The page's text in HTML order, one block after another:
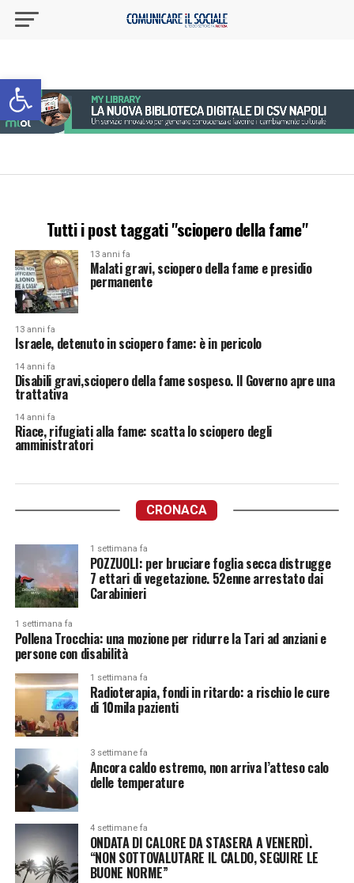
Apri la barra degli strumenti
Tutti i post taggati "sciopero della fame"
13 anni fa
Malati gravi, sciopero della fame e presidio
permanente
13 anni fa
Israele, detenuto in sciopero fame: è in pericolo
14 anni fa
Disabili gravi,sciopero della fame sospeso. Il Governo apre una
trattativa
14 anni fa
Riace, rifugiati alla fame: scatta lo sciopero degli
amministratori
CRONACA
1 settimana fa
POZZUOLI: per bruciare foglia secca distrugge
7 ettari di vegetazione. 52enne arrestato dai
Carabinieri
1 settimana fa
Pollena Trocchia: una mozione per ridurre la Tari ad anziani e
persone con disabilità
1 settimana fa
Radioterapia, fondi in ritardo: a rischio le cure
di 10mila pazienti
3 settimane fa
Ancora caldo estremo, non arriva l’atteso calo
delle temperature
4 settimane fa
ONDATA DI CALORE DA STASERA A VENERDÌ.
“NON SOTTOVALUTARE IL CALDO, SEGUIRE LE
BUONE NORME”